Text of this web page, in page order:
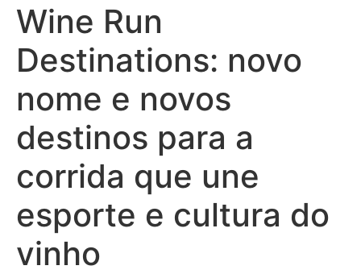
Wine Run
Destinations: novo
nome e novos
destinos para a
corrida que une
esporte e cultura do
vinho